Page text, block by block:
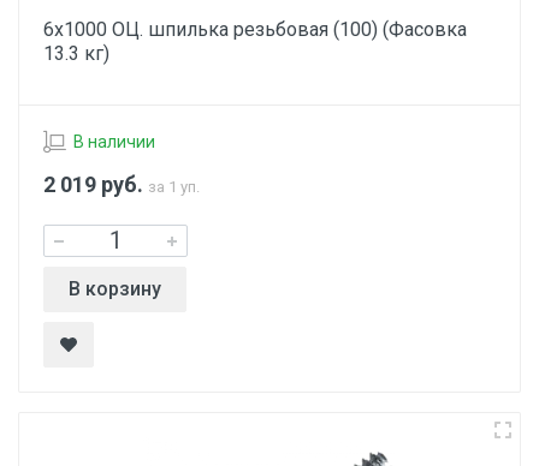
6х1000 ОЦ. шпилька резьбовая (100) (Фасовка
13.3 кг)
В наличии
2 019 руб. за 1 уп.
В корзину